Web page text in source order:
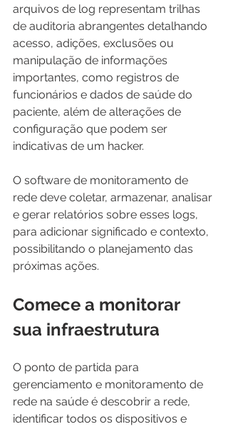
arquivos de log representam trilhas
de auditoria abrangentes detalhando
acesso, adições, exclusões ou
manipulação de informações
importantes, como registros de
funcionários e dados de saúde do
paciente, além de alterações de
configuração que podem ser
indicativas de um hacker.
O software de monitoramento de
rede deve coletar, armazenar, analisar
e gerar relatórios sobre esses logs,
para adicionar significado e contexto,
possibilitando o planejament0 das
próximas ações.
Comece a monitorar
sua infraestrutura
O ponto de partida para
gerenciamento e monitoramento de
rede na saúde é descobrir a rede,
identificar todos os dispositivos e